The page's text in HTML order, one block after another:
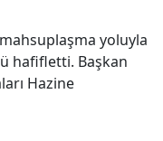
yoluyla
hafifletti. Başkan
Hazine